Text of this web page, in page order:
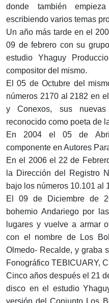
donde también
escribiendo varios temas
Un año más tarde en el
09 de febrero con su
estudio Yhaguy
compositor del mismo.
El 05 de Octubre del
números 2170 al 2182 en
y Conexos, sus
reconocido como poeta de
En 2004 el 05 de
componente en Autores
En el 2006 el 22 de
la Dirección del Registro
bajo los números 10.101 al
El 09 de Diciembre de
bohemio Andariego por
lugares y vuelve a armar
con el nombre de Los
Olmedo- Recalde, y graba
Fonográfico TEBICUARY,
Cinco años después el 21
disco en el estudio
versión del Conjunto Los